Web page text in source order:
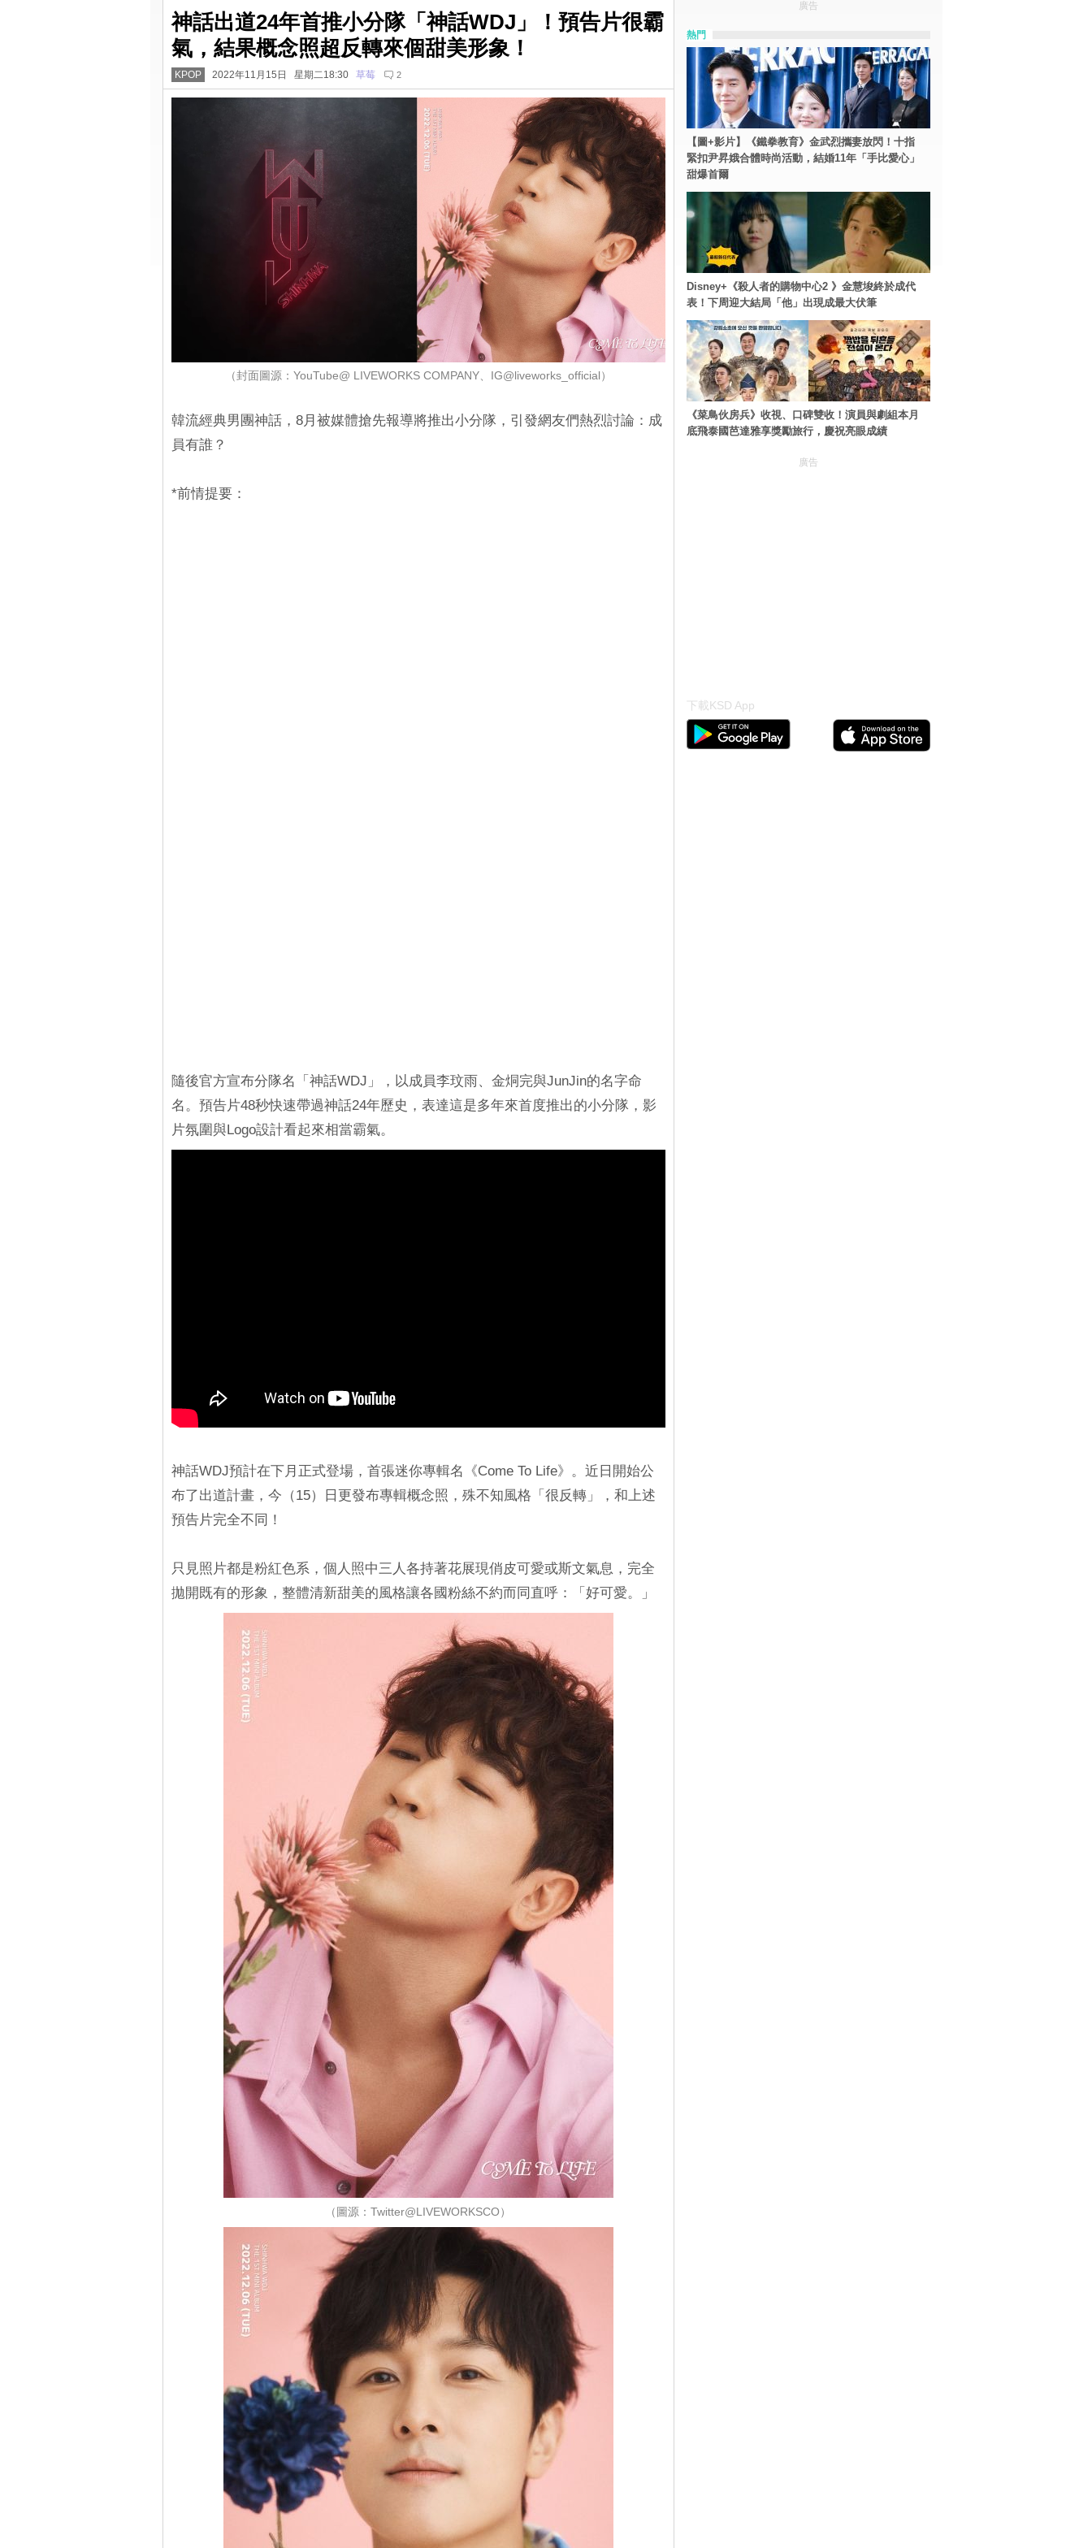
神話出道24年首推小分隊「神話WDJ」！預告片很霸
氣，結果概念照超反轉來個甜美形象！
KPOP 2022年11月15日 星期二18:30 草莓 2
（封面圖源：YouTube@ LIVEWORKS COMPANY、IG@liveworks_official）
韓流經典男團神話，8月被媒體搶先報導將推出小分隊，引發網友們熱烈討論：成
員有誰？
*前情提要：
隨後官方宣布分隊名「神話WDJ」，以成員李玟雨、金烔完與JunJin的名字命
名。預告片48秒快速帶過神話24年歷史，表達這是多年來首度推出的小分隊，影
片氛圍與Logo設計看起來相當霸氣。
神話WDJ預計在下月正式登場，首張迷你專輯名《Come To Life》。近日開始公
布了出道計畫，今（15）日更發布專輯概念照，殊不知風格「很反轉」，和上述
預告片完全不同！
只見照片都是粉紅色系，個人照中三人各持著花展現俏皮可愛或斯文氣息，完全
拋開既有的形象，整體清新甜美的風格讓各國粉絲不約而同直呼：「好可愛。」
（圖源：Twitter@LIVEWORKSCO）
廣告
熱門
【圖+影片】《鐵拳教育》金武烈攜妻放閃！十指
緊扣尹昇娥合體時尚活動，結婚11年「手比愛心」
甜爆首爾
Disney+《殺人者的購物中心2 》金慧埈終於成代
表！下周迎大結局「他」出現成最大伏筆
《菜鳥伙房兵》收視、口碑雙收！演員與劇組本月
底飛泰國芭達雅享獎勵旅行，慶祝亮眼成績
廣告
下載KSD App